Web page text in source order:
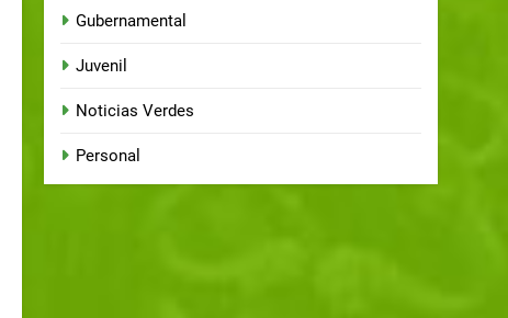
Gubernamental
Juvenil
Noticias Verdes
Personal